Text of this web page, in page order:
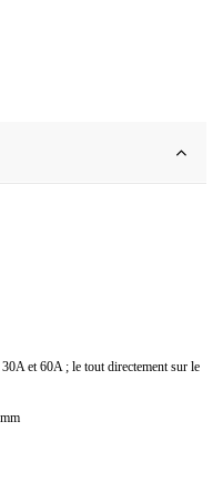
et 60A ; le tout directement sur le